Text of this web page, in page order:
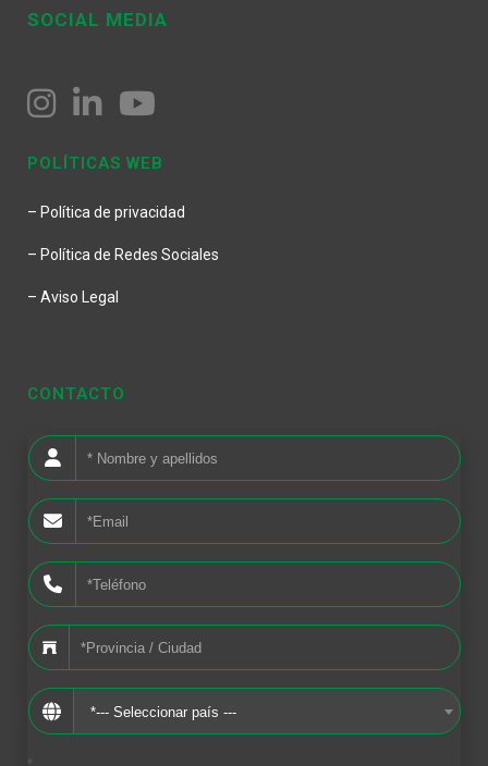
SOCIAL MEDIA
POLÍTICAS WEB
– Política de privacidad
– Política de Redes Sociales
– Aviso Legal
CONTACTO
*--- Seleccionar país ---